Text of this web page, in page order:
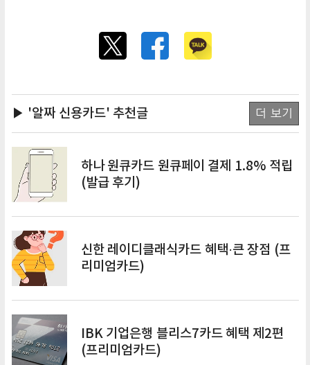
▶ '알짜 신용카드' 추천글 더 보기
하나 원큐카드 원큐페이 결제 1.8% 적립
(발급 후기)
신한 레이디클래식카드 혜택·큰 장점 (프
리미엄카드)
IBK 기업은행 블리스7카드 혜택 제2편
(프리미엄카드)